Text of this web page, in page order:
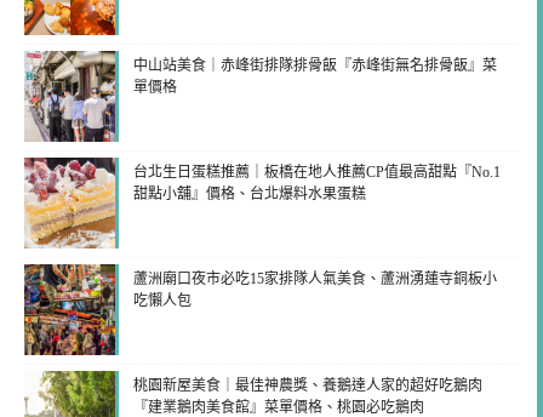
中山站美食｜赤峰街排隊排骨飯『赤峰街無名排骨飯』菜
單價格
台北生日蛋糕推薦｜板橋在地人推薦CP值最高甜點『No.1
甜點小舖』價格、台北爆料水果蛋糕
蘆洲廟口夜市必吃15家排隊人氣美食、蘆洲湧蓮寺銅板小
吃懶人包
桃園新屋美食｜最佳神農獎、養鵝達人家的超好吃鵝肉
『建業鵝肉美食館』菜單價格、桃園必吃鵝肉